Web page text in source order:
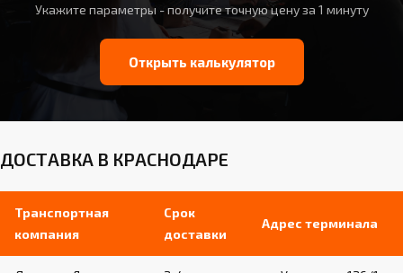
Укажите параметры - получите точную цену за 1 минуту
Открыть калькулятор
ДОСТАВКА В КРАСНОДАРЕ
Транспортная
компания
Срок
доставки
Адрес терминала